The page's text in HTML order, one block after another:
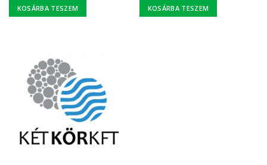
KOSÁRBA TESZEM KOSÁRBA TESZEM